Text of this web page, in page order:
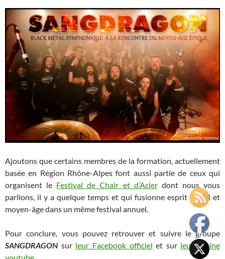
Ajoutons que certains membres de la formation, actuellement
basée en Région Rhône-Alpes font aussi partie de ceux qui
organisent le Festival de Chair et d’Acierdont nous vous
parlions, il y a quelque temps et qui fusionne esprit Metal et
moyen-âge dans un même festival annuel.
Pour conclure, vous pouvez retrouver et suivre le groupe
SANGDRAGON sur leur Facebook officiel et sur leur chaîne
youtube